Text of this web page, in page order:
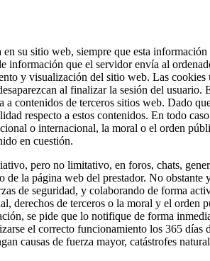
su sitio web, siempre que esta
que el servidor envía al
y visualización del sitio web. Las
al finalizar la sesión del usuario.
contenidos de terceros sitios web. Dado
respecto a estos contenidos. En todo
o internacional, la moral o el orden
en cuestión.
pero no limitativo, en foros, chats,
la página web del prestador. No
de seguridad, y colaborando de forma
derechos de terceros o la moral y el orden
se pide que lo notifique de forma
el correcto funcionamiento los 365 días
causas de fuerza mayor, catástrofes